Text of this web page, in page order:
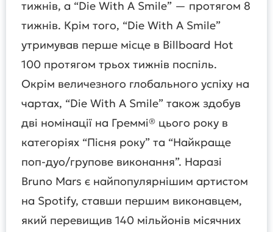
тижнів, а “Die With A Smile” — протягом 8
тижнів. Крім того, “Die With A Smile”
утримував перше місце в Billboard Hot
100 протягом трьох тижнів поспіль.
Окрім величезного глобального успіху на
чартах, “Die With A Smile” також здобув
дві номінації на Греммі® цього року в
категоріях “Пісня року” та “Найкраще
поп-дуо/групове виконання”. Наразі
Bruno Mars є найпопулярнішим артистом
на Spotify, ставши першим виконавцем,
який перевищив 140 мільйонів місячних